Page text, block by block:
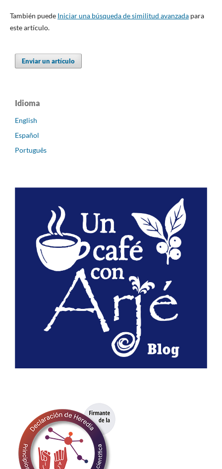
También puede Iniciar una búsqueda de similitud avanzadapara
este artículo.
Enviar un artículo
Idioma
English
Español
Português